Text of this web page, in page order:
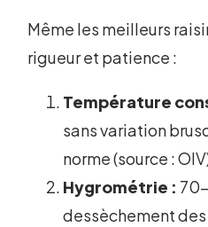
Même les meilleurs
rigueur et patience :
Température
sans variation
norme (source :
Hygrométrie :
dessèchement